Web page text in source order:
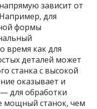
зависит от
для
формы
время как для
деталей может
станка с высокой
оказывает и
для обработки
мощный станок, чем